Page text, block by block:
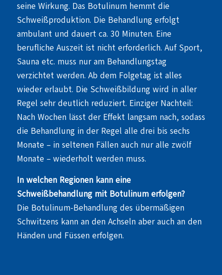
seine Wirkung. Das Botulinum hemmt die
Schweißproduktion. Die Behandlung erfolgt
ambulant und dauert ca. 30 Minuten. Eine
berufliche Auszeit ist nicht erforderlich. Auf Sport,
Sauna etc. muss nur am Behandlungstag
verzichtet werden. Ab dem Folgetag ist alles
wieder erlaubt. Die Schweißbildung wird in aller
Regel sehr deutlich reduziert. Einziger Nachteil:
Nach Wochen lässt der Effekt langsam nach, sodass
die Behandlung in der Regel alle drei bis sechs
Monate – in seltenen Fällen auch nur alle zwölf
Monate – wiederholt werden muss.
In welchen Regionen kann eine
Schweißbehandlung mit Botulinum erfolgen?
Die Botulinum-Behandlung des übermäßigen
Schwitzens kann an den Achseln aber auch an den
Händen und Füssen erfolgen.